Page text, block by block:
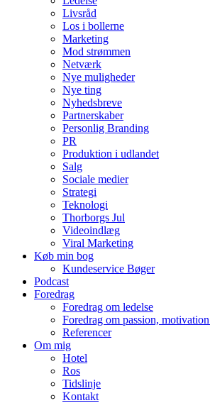
Livsråd
Los i bollerne
Marketing
Mod strømmen
Netværk
Nye muligheder
Nye ting
Nyhedsbreve
Partnerskaber
Personlig Branding
PR
Produktion i udlandet
Salg
Sociale medier
Strategi
Teknologi
Thorborgs Jul
Videoindlæg
Viral Marketing
Køb min bog
Kundeservice Bøger
Podcast
Foredrag
Foredrag om ledelse
Foredrag om passion,
Referencer
Om mig
Hotel
Ros
Tidslinje
Kontakt